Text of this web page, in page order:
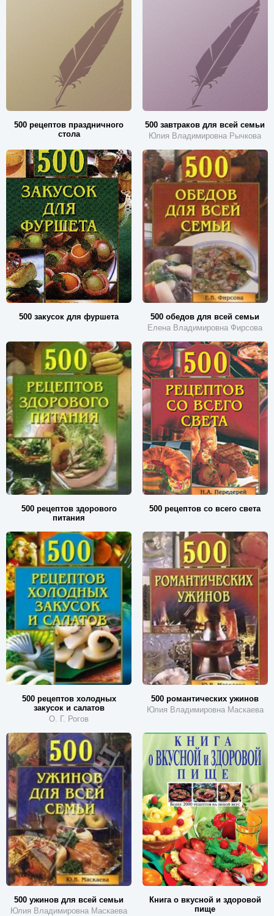
500 рецептов праздничного
стола
500 завтраков для всей семьи
Юлия Владимировна Рычкова
500 закусок для фуршета
500 обедов для всей семьи
Елена Владимировна Фирсова
500 рецептов здорового
питания
500 рецептов со всего света
500 рецептов холодных
закусок и салатов
О. Г. Рогов
500 романтических ужинов
Юлия Владимировна Маскаева
500 ужинов для всей семьи
Юлия Владимировна Маскаева
Книга о вкусной и здоровой
пище